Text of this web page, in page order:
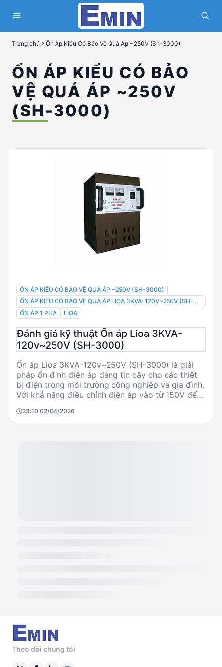
Trang chủ Ổn Áp Kiểu Có Bảo Vệ Quá Áp ~250V (Sh-3000)
ỔN ÁP KIỂU CÓ BẢO
VỆ QUÁ ÁP ~250V
(SH-3000)
ỔN ÁP KIỂU CÓ BẢO VỆ QUÁ ÁP ~250V (SH-3000)
ỔN ÁP KIỂU CÓ BẢO VỆ QUÁ ÁP LIOA 3KVA-120V~250V (SH-
3000)
ỔN ÁP 1 PHA LIOA
Đánh giá kỹ thuật Ổn áp Lioa 3KVA-
120v~250V (SH-3000)
Ổn áp Lioa 3KVA-120v~250V (SH-3000) là giải
pháp ổn định điện áp đáng tin cậy cho các thiết
bị điện trong môi trường công nghiệp và gia đình.
Với khả năng điều chỉnh điện áp vào từ 150V đến
phẩm này giúp bảo vệ thiết bị khỏi các sự cố điện
áp và tối ưu hóa hiệu suất hoạt động. Được trang
23:10 02/04/2026
Theo dõi chúng tôi